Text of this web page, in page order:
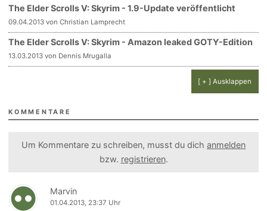
The Elder Scrolls V: Skyrim - 1.9-Update veröffentlicht
09.04.2013 von Christian Lamprecht
The Elder Scrolls V: Skyrim - Amazon leaked GOTY-Edition
13.03.2013 von Dennis Mrugalla
[ + ] Ausklappen
KOMMENTARE
Um Kommentare zu schreiben, musst du dich anmelden
bzw. registrieren.
Marvin
01.04.2013, 23:37 Uhr